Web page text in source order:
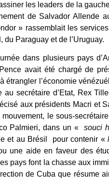
les leaders de la
de Salvador Allende
» rassemblait les
Paraguay et de l’Uruguay.
dans plusieurs pays
avait été chargé de
étrangler l’économie
au secrétaire d’Etat, Rex
aux présidents Macri et
le sous-
Palmieri, dans un «souci
et au Brésil pour contenir «
une aide en faveur des
pays font la chasse aux
de Cuba que résume